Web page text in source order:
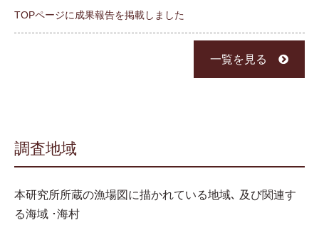
TOPページに成果報告を掲載しました
一覧を見る
調査地域
本研究所所蔵の漁場図に描かれている地域､ 及び関連す
る海域 ･海村